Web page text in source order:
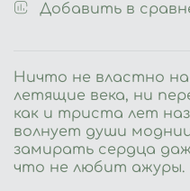
Добавить в
Ничто не властно
летящие века, ни
как и триста лет
волнует души
замирать сердца
что не любит ажуры.